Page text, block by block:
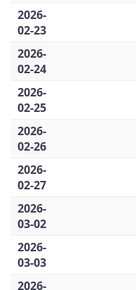
2026-
02-23
2026-
02-24
2026-
02-25
2026-
02-26
2026-
02-27
2026-
03-02
2026-
03-03
2026-